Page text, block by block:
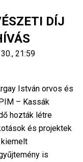
DÍJ
21:59
István orvos és
– Kassák
hozták létre
és projektek
is